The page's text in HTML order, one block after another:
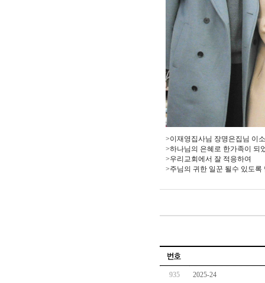
>이재영집사님 장명은집님 이
>하나님의 은혜로 한가족이 되
>우리교회에서 잘 적응하여
>주님의 귀한 일꾼 될수 있도
935 2025-24